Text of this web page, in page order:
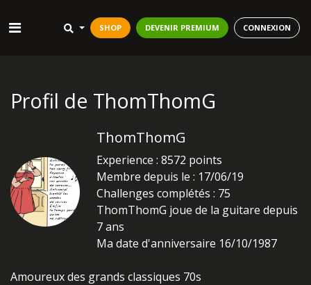
SHOP DEVENIR PREMIUM CONNEXION
Profil de ThomThomG
ThomThomG
Experience : 8572 points
Membre depuis le : 17/06/19
Challenges complétés : 75
ThomThomG joue de la guitare depuis
7 ans
Ma date d'anniversaire 16/10/1987
Amoureux des grands classiques 70s